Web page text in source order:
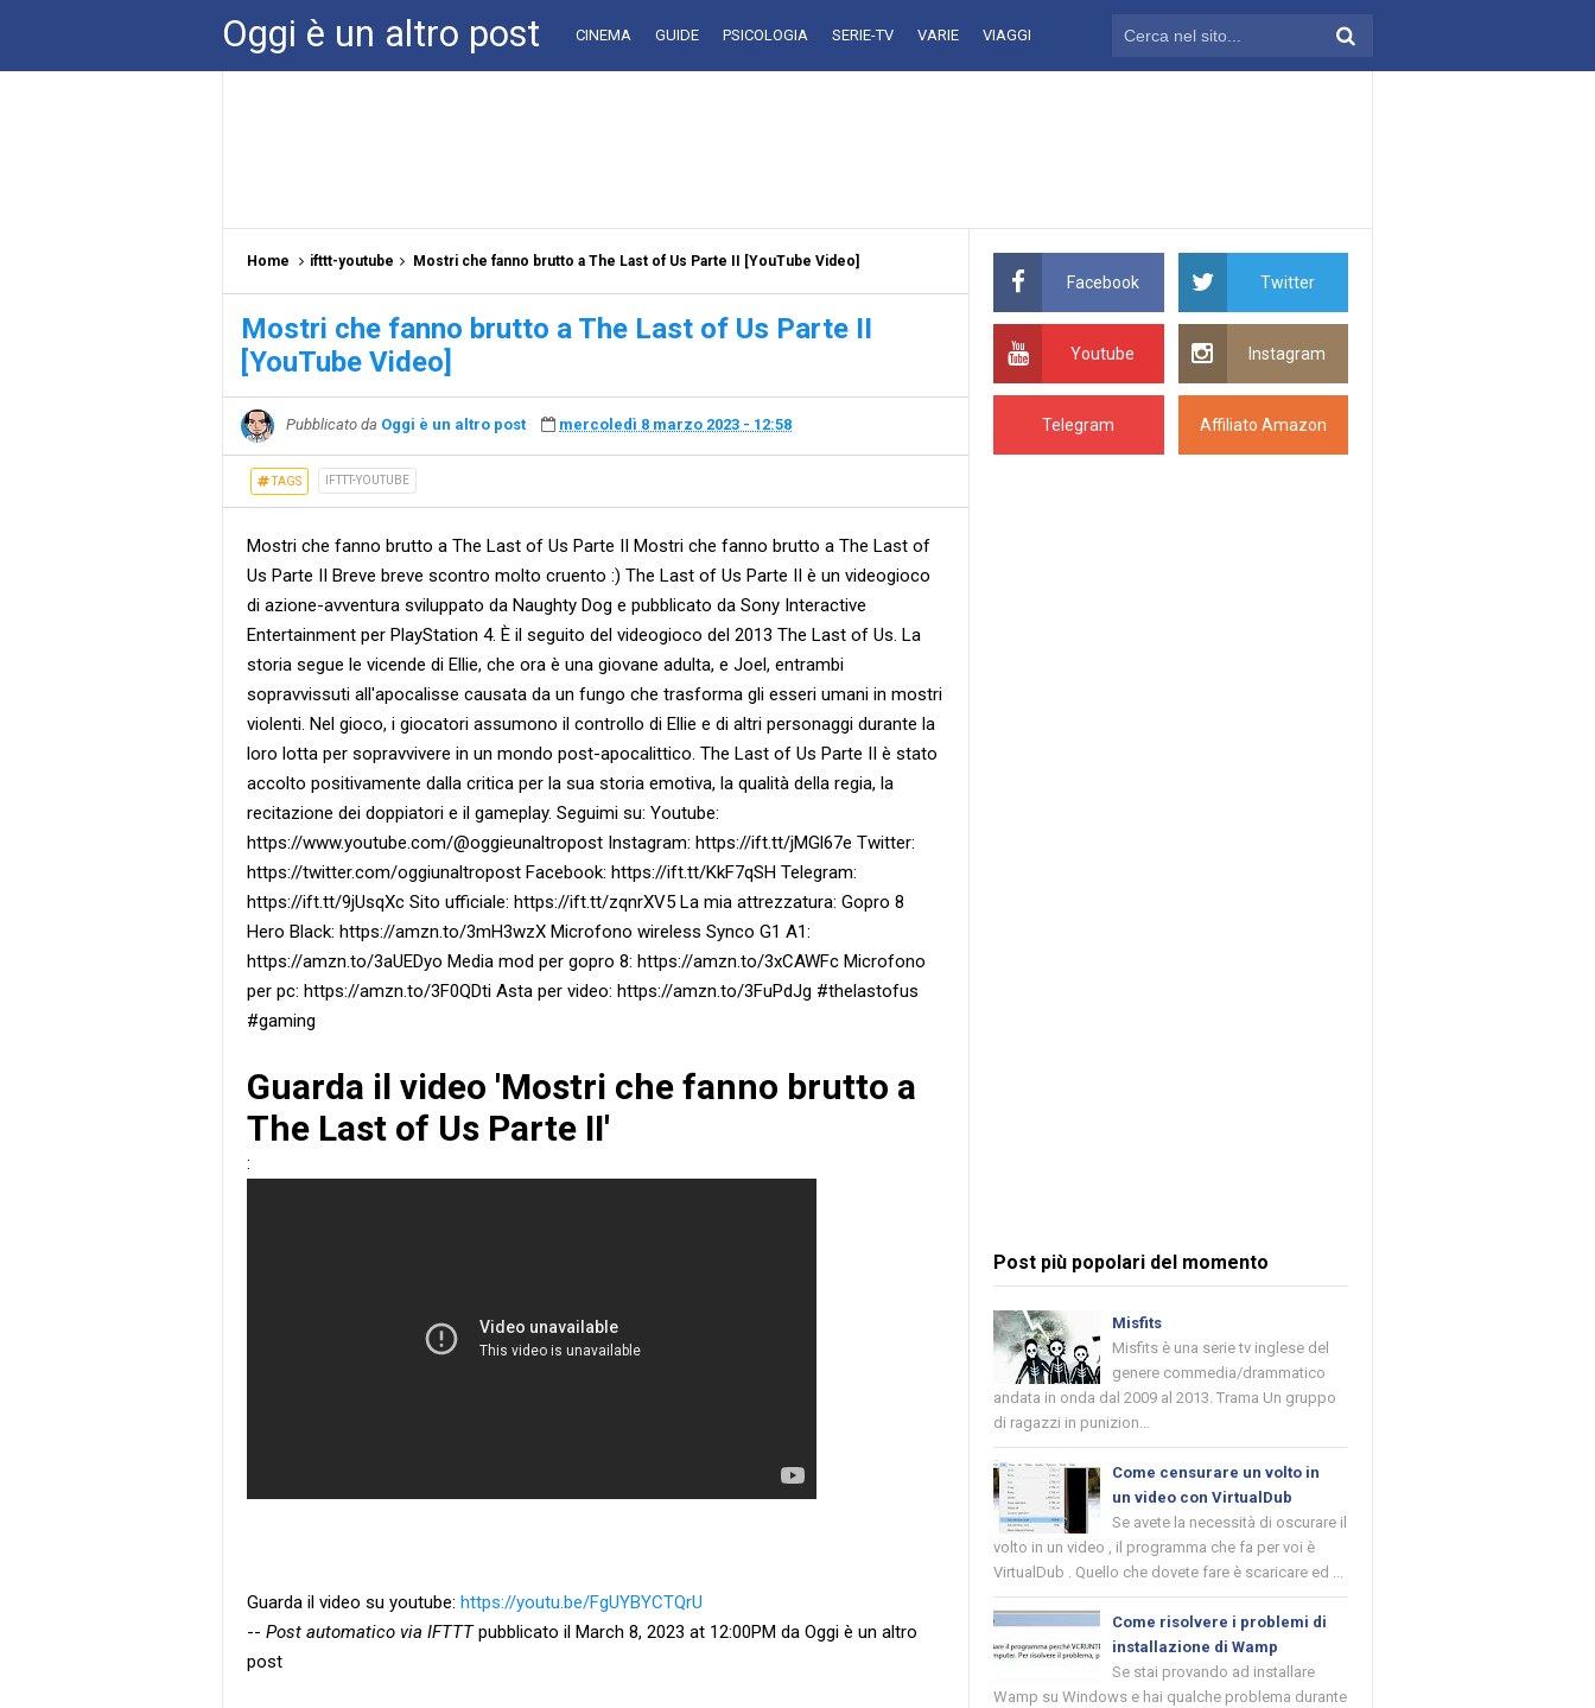
Oggi è un altro post CINEMA GUIDE PSICOLOGIA SERIE-TV VARIE VIAGGI
Home ifttt-youtube Mostri che fanno brutto a The Last of Us Parte II [YouTube Video]
Mostri che fanno brutto a The Last of Us Parte II
[YouTube Video]
Pubblicato da Oggi è un altro post mercoledì 8 marzo 2023 - 12:58
TAGS IFTTT-YOUTUBE
Mostri che fanno brutto a The Last of Us Parte II Mostri che fanno brutto a The Last of
Us Parte II Breve breve scontro molto cruento :) The Last of Us Parte II è un videogioco
di azione-avventura sviluppato da Naughty Dog e pubblicato da Sony Interactive
Entertainment per PlayStation 4. È il seguito del videogioco del 2013 The Last of Us. La
storia segue le vicende di Ellie, che ora è una giovane adulta, e Joel, entrambi
sopravvissuti all'apocalisse causata da un fungo che trasforma gli esseri umani in mostri
violenti. Nel gioco, i giocatori assumono il controllo di Ellie e di altri personaggi durante la
loro lotta per sopravvivere in un mondo post-apocalittico. The Last of Us Parte II è stato
accolto positivamente dalla critica per la sua storia emotiva, la qualità della regia, la
recitazione dei doppiatori e il gameplay. Seguimi su: Youtube:
https://www.youtube.com/@oggieunaltropost Instagram: https://ift.tt/jMGl67e Twitter:
https://twitter.com/oggiunaltropost Facebook: https://ift.tt/KkF7qSH Telegram:
https://ift.tt/9jUsqXc Sito ufficiale: https://ift.tt/zqnrXV5 La mia attrezzatura: Gopro 8
Hero Black: https://amzn.to/3mH3wzX Microfono wireless Synco G1 A1:
https://amzn.to/3aUEDyo Media mod per gopro 8: https://amzn.to/3xCAWFc Microfono
per pc: https://amzn.to/3F0QDti Asta per video: https://amzn.to/3FuPdJg #thelastofus
#gaming
Guarda il video 'Mostri che fanno brutto a
The Last of Us Parte II'
:
Guarda il video su youtube: https://youtu.be/FgUYBYCTQrU
-- Post automatico via IFTTTpubblicato il March 8, 2023 at 12:00PM da Oggi è un altro
post
Facebook Twitter
Youtube Instagram
Telegram Affiliato Amazon
Post più popolari del momento
Misfits
Misfits è una serie tv inglese del
genere commedia/drammatico
andata in onda dal 2009 al 2013. Trama Un gruppo
di ragazzi in punizion...
Come censurare un volto in
un video con VirtualDub
Se avete la necessità di oscurare il
volto in un video , il programma che fa per voi è
VirtualDub . Quello che dovete fare è scaricare ed ...
Come risolvere i problemi di
installazione di Wamp
Se stai provando ad installare
Wamp su Windows e hai qualche problema durante